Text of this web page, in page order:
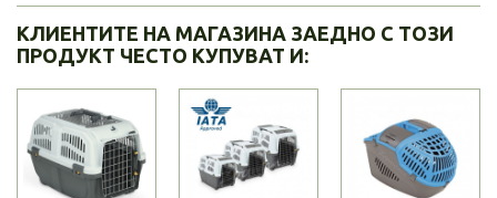
КЛИЕНТИТЕ НА МАГАЗИНА ЗАЕДНО С ТОЗИ
ПРОДУКТ ЧЕСТО КУПУВАТ И: